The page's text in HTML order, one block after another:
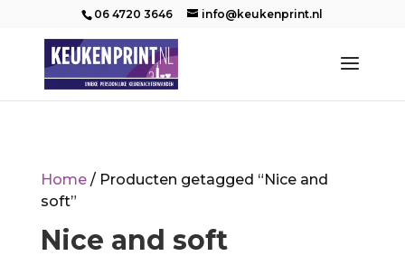
06 4720 3646 info@keukenprint.nl
Home/ Producten getagged “Nice and
soft”
Nice and soft